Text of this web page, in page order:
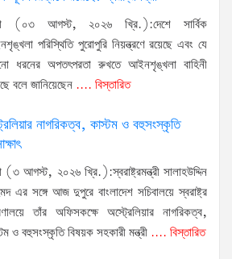
(০৩ আগস্ট, ২০২৬ খ্রি.):দেশে সার্বিক
পরিস্থিতি পুরোপুরি নিয়ন্ত্রণে রয়েছে এবং যে
ধরনের অপতৎপরতা রুখতে আইনশৃঙ্খলা বাহিনী
বলে জানিয়েছেন .... বিস্তারিত
নাগরিকত্ব, কাস্টম ও বহুসংস্কৃতি
(৩ আগস্ট, ২০২৬ খ্রি.):স্বরাষ্ট্রমন্ত্রী সালাহউদ্দিন
এর সঙ্গে আজ দুপুরে বাংলাদেশ সচিবালয়ে স্বরাষ্ট্র
তাঁর অফিসকক্ষে অস্ট্রেলিয়ার নাগরিকত্ব,
ও বহুসংস্কৃতি বিষয়ক সহকারী মন্ত্রী .... বিস্তারিত